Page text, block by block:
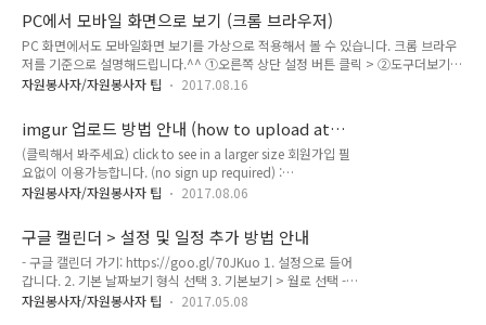
허브 커뮤니티를 운영하는 순수 비영리 민간외교 단체 입니다.
지식교류활동가’(JOKOER)를 회원으로 하는 NGO로써,지식을 통해 세계인과 교류
하는 다국어&다문화 지식허브 커뮤니티를 운영하는 순수 비영리 민간외교 단체 입
니다.
PC에서 모바일 화면으로 보기 (크롬 브라우저)
PC 화면에서도 모바일화면 보기를 가상으로 적용해서 볼 수 있습니다. 크롬 브라우
저를 기준으로 설명해드립니다.^^ ①오른쪽 상단 설정 버튼 클릭 > ②도구더보기 >
③개발자 도구 (단축키: ctrl + shit + I) ④모바일 보기 버튼 클릭 (Toggle device
⑤F5 (리프레쉬) 버튼을 눌러 페이지 새로고침하면 아래와 같이 모바일화면이 나타
납니다.^^ - 끝 - 간단하죠? "다국어&다문화 지식공유/교류 커뮤니티" 운
영 IT NGO MULTILINGUAL KNOWLEDGE EXCHANGE & SHARING
COMMUNITY JOINUSWORLD.ORG ..
자원봉사자/자원봉사자 팁 2017.08.16
imgur 업로드 방법 안내 (how to upload at
imgur.com)
(클릭해서 봐주세요) click to see in a larger size 회원가입 필
요없이 이용가능합니다. (no sign up required) :
https://imgur.com/upload 1) 업로드 방법 - 탐색기에서 드
가 합니다. - ctrl키로 누른 상태로 여러 개를 한꺼번에 선택 가능
하며, 드래그 앤 드랍으로 업로드합니다. - add another image
로 이미지를 더 추가할 수 있습니다. 2) 이미지 공개 여부 (no
need to share) 별도로 share to community 로 하지 않지 않
는 이상, 외부에 검색되지 않습니다. If not set as 'share to
자원봉사자/자원봉사자 팁 2017.08.06
구글 캘린더 > 설정 및 일정 추가 방법 안내
- 구글 캘린더 가기: https://goo.gl/70JKuo 1. 설정으로 들어
갑니다. 2. 기본 날짜보기 형식 선택 3. 기본보기 > 월로 선택 -
새로운 일정을 추가 : 타인과 공유를 위해 캘린더 분류는 성격에
자원봉사자/자원봉사자 팁 2017.05.08